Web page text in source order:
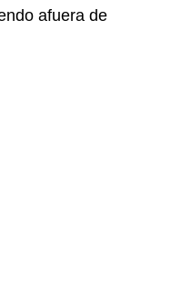
afuera de